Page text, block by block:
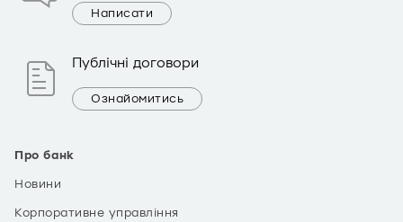
Про банк
Новини
Корпоративне управління
Написати
Публічні договори
Ознайомитись